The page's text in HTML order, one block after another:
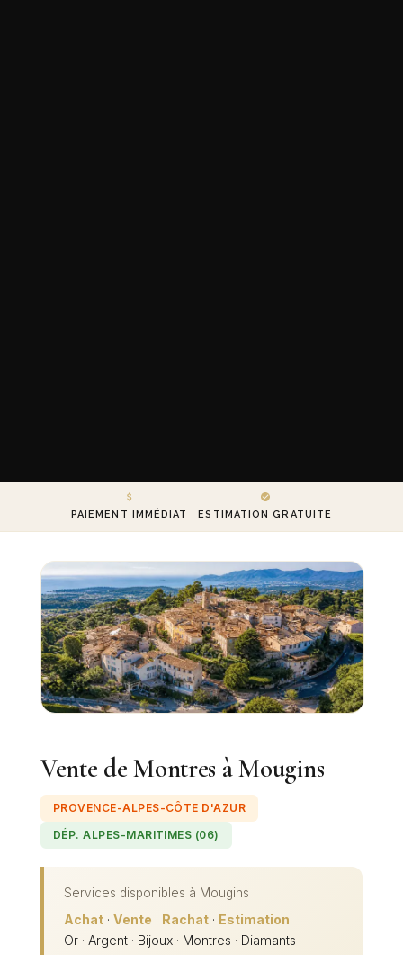
PAIEMENT IMMÉDIAT ESTIMATION GRATUITE
Vente de Montres à Mougins
PROVENCE-ALPES-CÔTE D'AZUR
DÉP. ALPES-MARITIMES (06)
Services disponibles à Mougins
Achat· Vente · Rachat· Estimation
Or · Argent · Bijoux · Montres · Diamants